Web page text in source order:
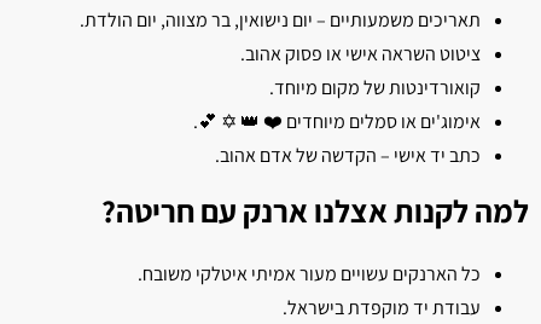
תאריכים משמעותיים – יום נישואין, בר מצווה, יום הולדת.
ציטוט השראה אישי או פסוק אהוב.
קואורדינטות של מקום מיוחד.
אימוג'ים או סמלים מיוחדים ❤️ 👑 ✡️ 💕.
כתב יד אישי – הקדשה של אדם אהוב.
למה לקנות אצלנו ארנק עם חריטה?
כל הארנקים עשויים מעור אמיתי איטלקי משובח.
עבודת יד מוקפדת בישראל.